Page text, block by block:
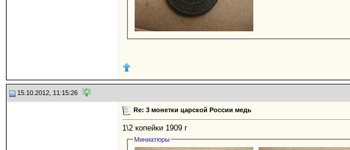
15.10.2012, 11:15:26
Re: 3 монетки царской России медь
1\2 копейки 1909 г
Миниатюры